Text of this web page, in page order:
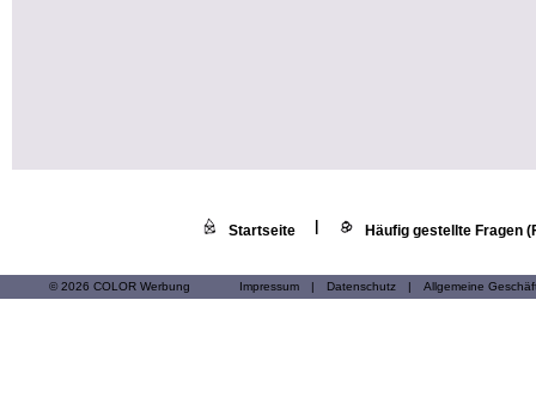
Startseite Häufig gestellte Fragen
© 2026 COLOR Werbung Impressum | Datenschutz | Allgemeine